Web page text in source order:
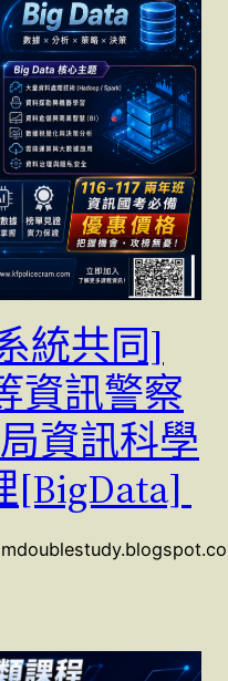
統共同]
資訊警察
資訊科學
[BigData]